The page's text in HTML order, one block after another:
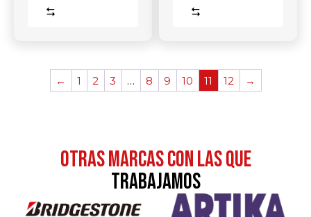
← 1 2 3 … 8 9 10 11 12 →
otras MARCAS CON LAS QUE
TRABAJAMOS